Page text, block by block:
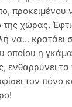
προκειμένου
της χώρας.
να...
η γκάμα
ενθαρρύνει
τον πόνο